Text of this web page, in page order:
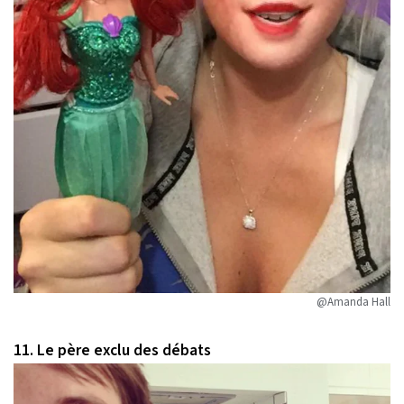
@Amanda Hall
11. Le père exclu des débats